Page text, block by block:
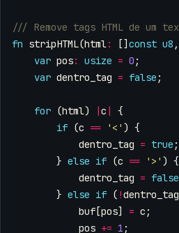
fn stripHTML(html: [] const u8 ,
var pos: usize = 0 ;
var dentro_tag = false ;
for (html) c
{
if (c == '<' ) {
dentro_tag = true ;
} else if (c == '>' ) {
dentro_tag = false
} else if ( !dentro_tag
buf [pos] = c ;
pos += 1 ;